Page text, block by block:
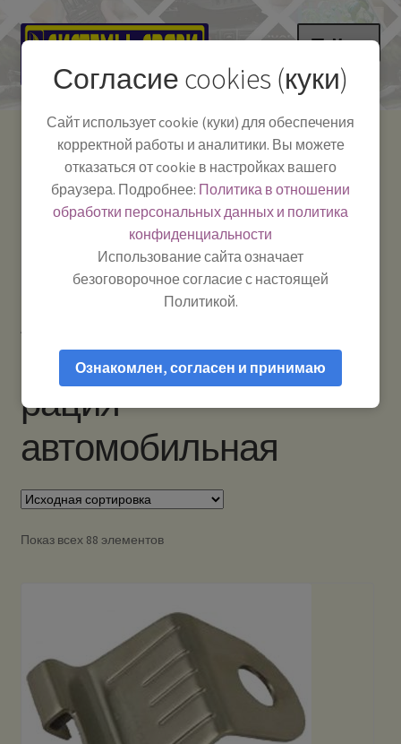
Перейти
навигации
Перейти
содержимому
Меню
Как пользоваться
Полезная информация
Мой аккаунт
Системы Связи:
г. Красноярск, ул.
Работаем:Пн-Пт:
10:00–18:00
-
Телефон:+7-
391-249-1040
Тел.|WA|Telegram:
+79029904090
рация
автомобильная
Показ всех 88 элементов
Согласие cookies (куки)
Сайт использует cookie (куки) для обеспечения
корректной работы и аналитики. Вы можете
отказаться от cookie в настройках вашего
браузера. Подробнее: Политика в отношении
обработки персональных данных и политика
конфиденциальности
Использование сайта означает
безоговорочное согласие с настоящей
Политикой.
Ознакомлен, согласен и принимаю